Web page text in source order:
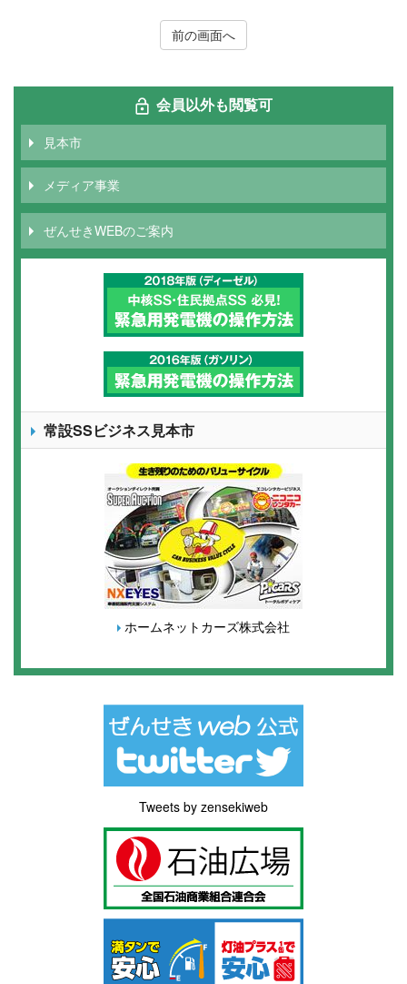
前の画面へ
会員以外も閲覧可
見本市
メディア事業
ぜんせきWEBのご案内
常設SSビジネス見本市
ホームネットカーズ株式会社
Tweets by zensekiweb